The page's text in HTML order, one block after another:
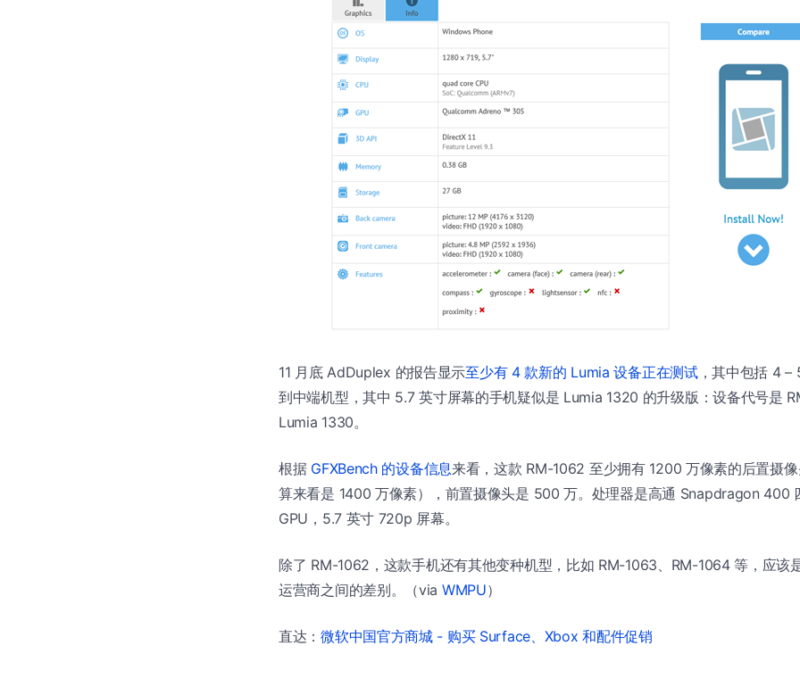
11 月底 AdDuplex 的报告显示至少有 4 款新的 Lumia 设备正在测试，其中包括 4 –
到中端机型，其中 5.7 英寸屏幕的手机疑似是 Lumia 1320 的升级版：设备代号是
Lumia 1330。
根据 GFXBench 的设备信息来看，这款 RM-1062 至少拥有 1200 万像素的后置摄
算来看是 1400 万像素），前置摄像头是 500 万。处理器是高通 Snapdragon 400
GPU，5.7 英寸 720p 屏幕。
除了 RM-1062，这款手机还有其他变种机型，比如 RM-1063、RM-1064 等，应该
运营商之间的差别。（via WMPU）
直达：微软中国官方商城 - 购买 Surface、Xbox 和配件促销